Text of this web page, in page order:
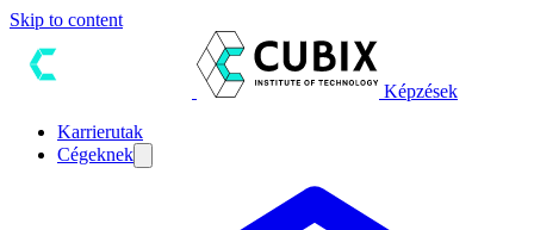
Skip to content
Képzések
Karrierutak
Cégeknek